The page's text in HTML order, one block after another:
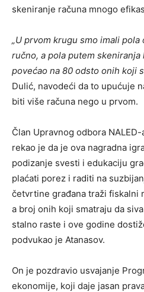
skeniranje računa mnogo
„U prvom krugu smo imali
ručno, a pola putem skeniranja
povećao na 80 odsto onih koji
Dulić, navodeći da to upućuje
biti više računa nego u prvom.
Član Upravnog odbora
rekao je da je ova nagradna
podizanje svesti i edukaciju
plaćati porez i raditi na
četvrtine građana traži fiskalni
a broj onih koji smatraju da
stalno raste i ove godine
podvukao je Atanasov.
On je pozdravio usvajanje
ekonomije, koji daje jasan